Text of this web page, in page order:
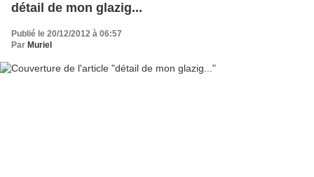
détail de mon glazig...
Publié le 20/12/2012 à 06:57
Par Muriel